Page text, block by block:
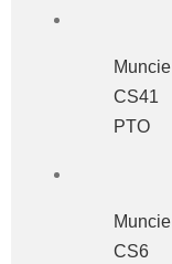
Muncie
CS41
PTO
Muncie
CS6